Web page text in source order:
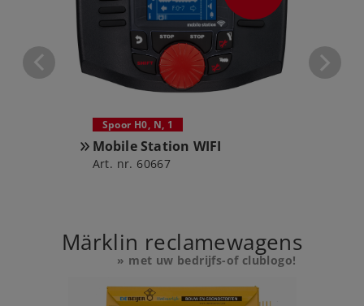
Spoor H0, N, 1
Mobile Station WIFI
Art. nr. 60667
Märklin reclamewagens
» met uw bedrijfs-of clublogo!